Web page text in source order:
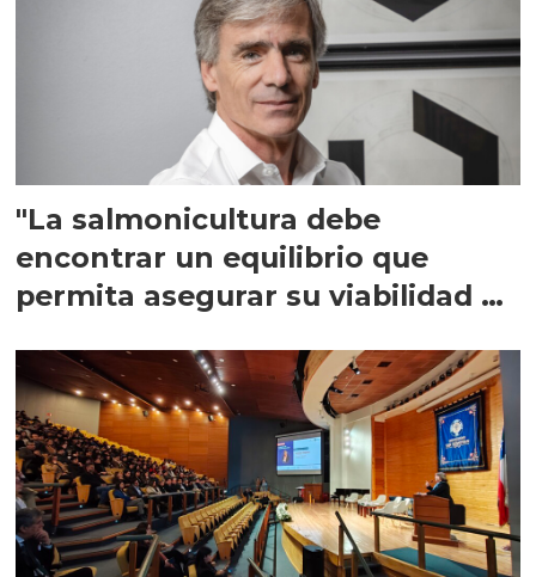
"La salmonicultura debe
encontrar un equilibrio que
permita asegurar su viabilidad de